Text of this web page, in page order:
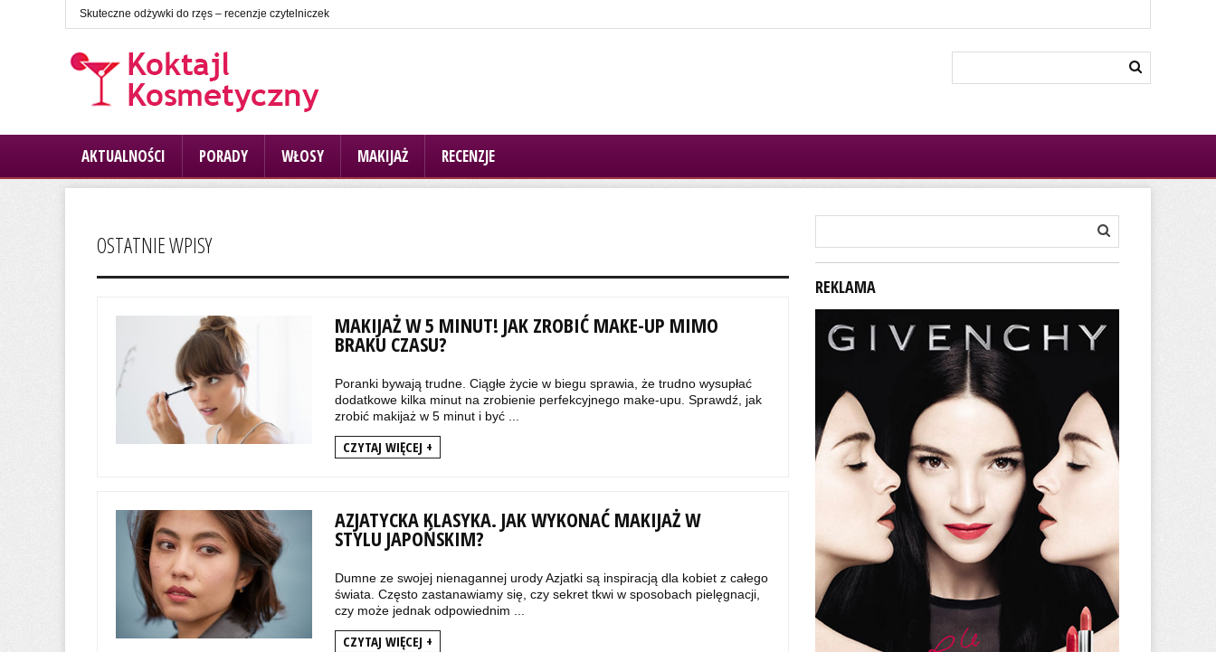
Skuteczne odżywki do rzęs – recenzje czytelniczek
AKTUALNOŚCI PORADY WŁOSY MAKIJAŻ RECENZJE
OSTATNIE WPISY
MAKIJAŻ W 5 MINUT! JAK ZROBIĆ MAKE-UP MIMO
BRAKU CZASU?
Poranki bywają trudne. Ciągłe życie w biegu sprawia, że trudno wysupłać
dodatkowe kilka minut na zrobienie perfekcyjnego make-upu. Sprawdź, jak
zrobić makijaż w 5 minut i być ...
CZYTAJ WIĘCEJ +
AZJATYCKA KLASYKA. JAK WYKONAĆ MAKIJAŻ W
STYLU JAPOŃSKIM?
Dumne ze swojej nienagannej urody Azjatki są inspiracją dla kobiet z całego
świata. Często zastanawiamy się, czy sekret tkwi w sposobach pielęgnacji,
czy może jednak odpowiednim ...
CZYTAJ WIĘCEJ +
REKLAMA